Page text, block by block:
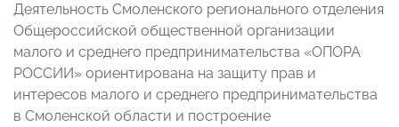
Деятельность Смоленского регионального отделения
Общероссийской общественной организации
малого и среднего предпринимательства «ОПОРА
РОССИИ» ориентирована на защиту прав и
интересов малого и среднего предпринимательства
в Смоленской области и построение